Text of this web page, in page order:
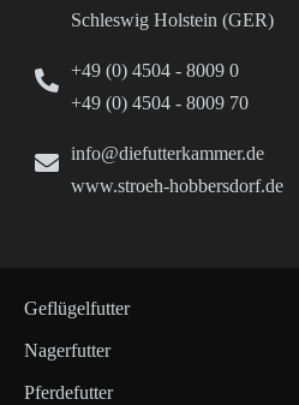
Schleswig Holstein (GER)
+49 (0) 4504 - 8009 0
+49 (0) 4504 - 8009 70
info@diefutterkammer.de
www.stroeh-hobbersdorf.de
Geflügelfutter
Nagerfutter
Pferdefutter